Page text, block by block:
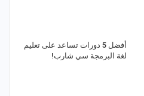
أفضل 5 دورات تساعد على تعليم
لغة البرمجة سي شارب!